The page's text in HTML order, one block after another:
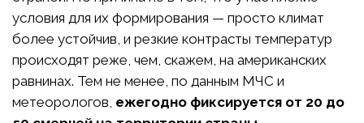
условия для их формирования — просто климат
более устойчив, и резкие контрасты температур
происходят реже, чем, скажем, на американских
равнинах. Тем не менее, по данным МЧС и
метеорологов, ежегодно фиксируется от 20 до